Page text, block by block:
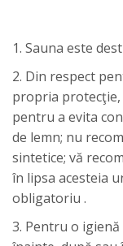
1. Sauna este
2. Din respect
propria protecţie,
pentru a evita
de lemn; nu
sintetice; vă
în lipsa acesteia
obligatoriu .
3. Pentru o